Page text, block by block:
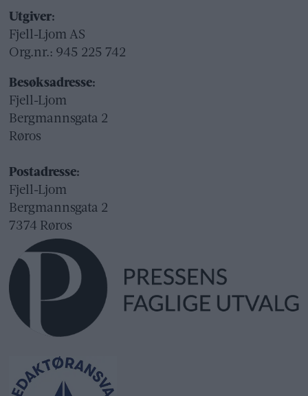
Utgiver:
Fjell-Ljom AS
Org.nr.: 945 225 742
Besøksadresse:
Fjell-Ljom
Bergmannsgata 2
Røros
Postadresse:
Fjell-Ljom
Bergmannsgata 2
7374 Røros